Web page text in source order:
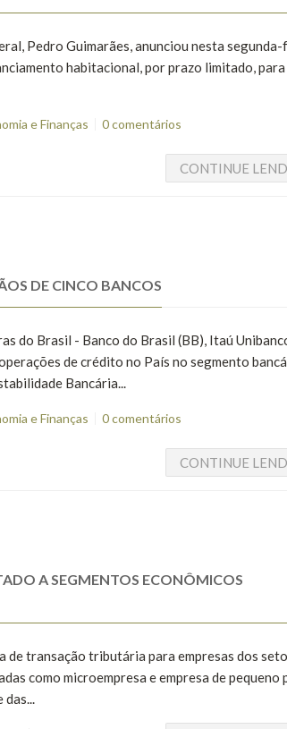
Pedro Guimarães, anunciou nesta
habitacional, por prazo limitado,
e Finanças 0 comentários
CONTINUE
DE CINCO BANCOS
do Brasil - Banco do Brasil (BB), Itaú
de crédito no País no segmento
Bancária...
e Finanças 0 comentários
CONTINUE
A SEGMENTOS ECONÔMICOS
transação tributária para empresas dos
como microempresa e empresa de pequeno